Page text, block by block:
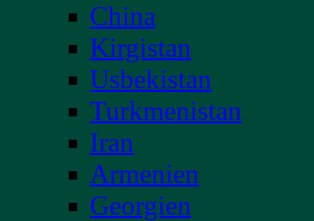
China
Kirgistan
Usbekistan
Turkmenistan
Iran
Armenien
Georgien